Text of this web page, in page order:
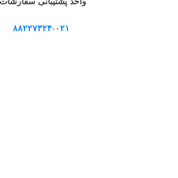
۸۸۲۲۷۳۲۴-۰۲۱